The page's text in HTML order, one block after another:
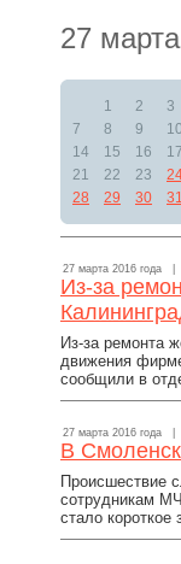
27
1 2 3
7
8 9 10
14
15 16 17
21
22 23
28
29 30 31
27 марта 2016 года |
Из-за
Из-за ремонта
движения
сообщили в
27 марта 2016 года |
В
Происшествие
сотрудникам
стало